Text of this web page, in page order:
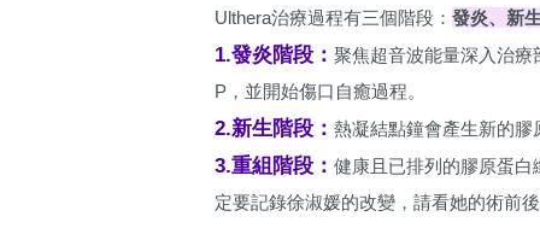
Ulthera治療過程有三個階段：發炎、新
1.發炎階段：聚焦超音波能量深入治
P，並開始傷口自癒過程。
2.新生階段：熱凝結點鐘會產生新的
3.重組階段：健康且已排列的膠原蛋
定要記錄徐淑媛的改變，請看她的術前